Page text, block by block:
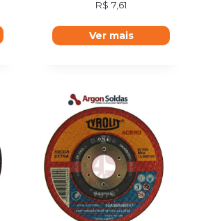
R$ 7,61
Ver mais